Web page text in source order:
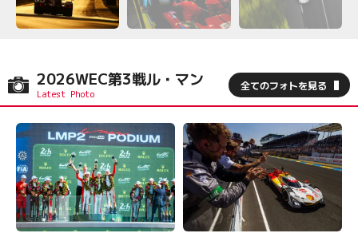
2026WEC第3戦ル・マン 全てのフォトを見る